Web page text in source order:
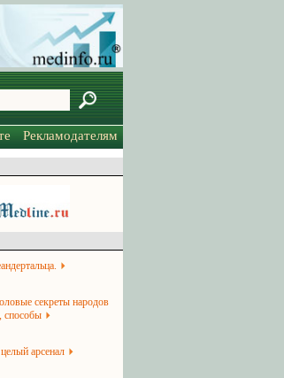
Рекламодателям
секреты народов
способы
арсенал